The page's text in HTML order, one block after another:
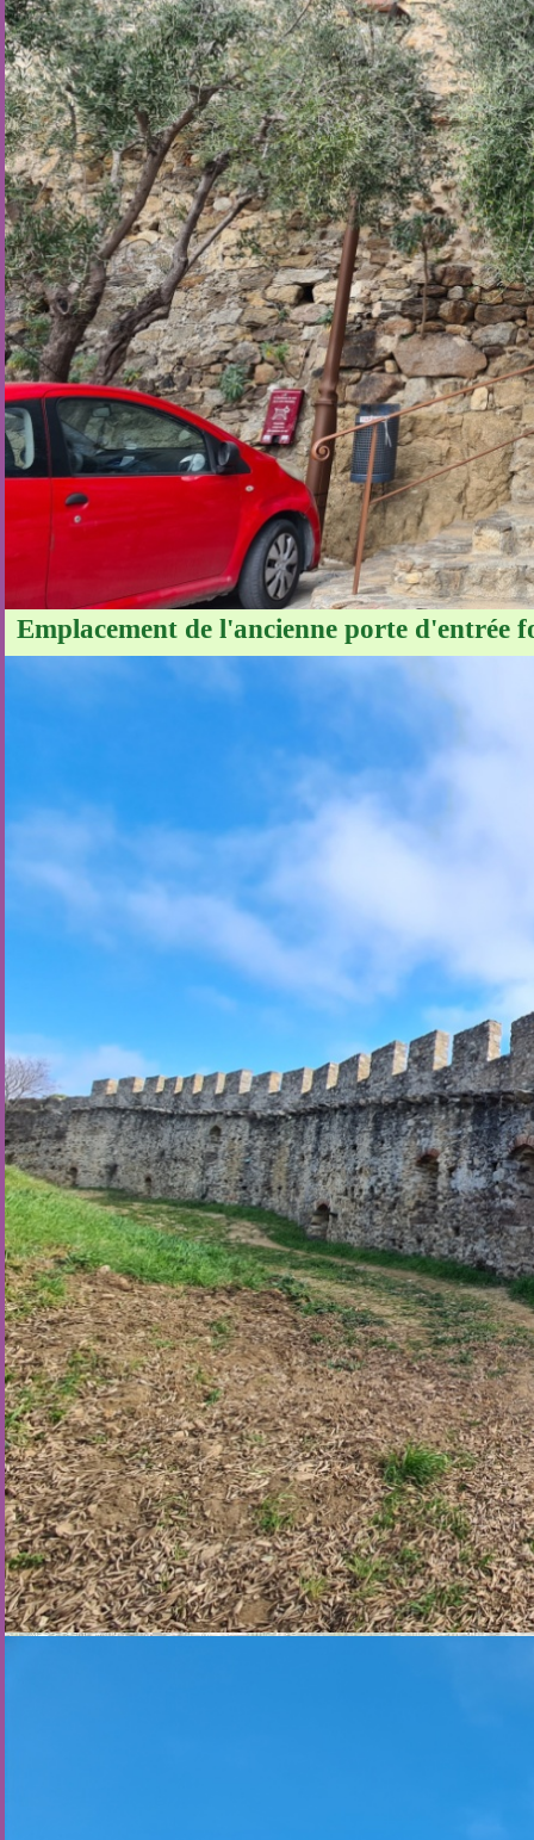
Emplacement de l'ancienne porte d'entrée